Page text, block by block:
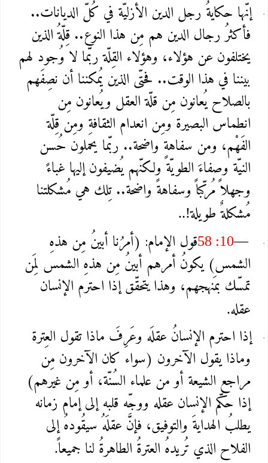
إنّها حكايةُ رجل الدين الأزليّة في كُلّ الديانات..
فأكثرُ رجال الدين هم مِن هذا النوع.. قِلّةُ الذين
يختلفون عن هؤلاء، وهؤلاء القِلّة ربّما لا وُجود لهم
بيننا في هذا الوقت.. فحتّى الذين يُمكننا أن نصِفَهم
بالصلاح يُعانون مِن قلّة العقل ويُعانون مِن
انطماس البصيرة ومِن انعدام الثقافةِ ومِن قِلّة
الفَهْم، ومن سفاهةٍ واضحة.. ربّما يحملون حُسن
النيّة وصفاءَ الطويّة ولكنّهم يُضيفون إليها غباءً
وجهلاً مُركّباً وسفاهةً واضحة.. تِلك هي مُشكلتنا
مُشكلةٌ طويلة..!
—
58 :10قول الإمام: (أمرُنا أبينُ مِن هذهِ
الشمس) يكونُ أمرهم أبينُ مِن هذهِ الشمس لِمَن
تمسّك بمَنهجهم، وهذا يتحقّق إذا احترم الإنسان
عقله.
إذا احترم الإنسانُ عقلَه وعَرِفَ ماذا تقول العِترة
وماذا يقول الآخرون (سواء كان الآخرون مِن
مراجع الشيعة أو من علماء السُنّة، أو مِن غيرهم)
إذا حكّم الإنسان عقله ووجّه قلبه إلى إمام زمانه
يطلبُ الهدايةَ والتوفيق، فإنَّ عقلَهُ سيقُودهُ إلى
الفلاح الذي تُريدهُ العترةُ الطاهرةُ لنا جميعاً.